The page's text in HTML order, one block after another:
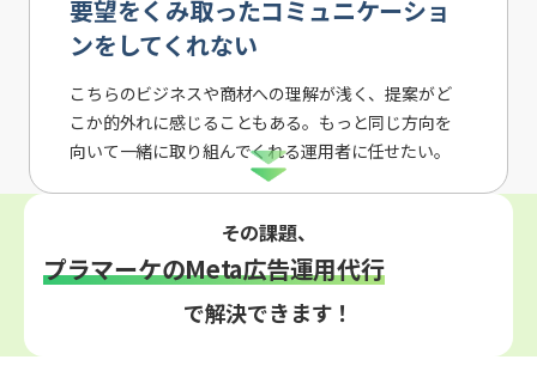
要望をくみ取ったコミュニケーショ
ンをしてくれない
こちらのビジネスや商材への理解が浅く、提案がど
こか的外れに感じることもある。もっと同じ方向を
向いて一緒に取り組んでくれる運用者に任せたい。
その課題、
プラマーケのMeta広告運用代行
で解決できます！